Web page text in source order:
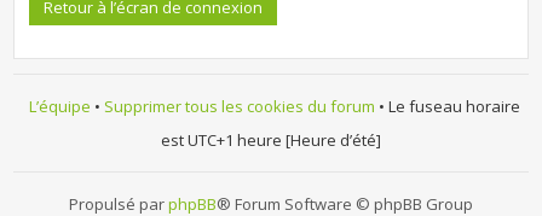
Retour à l’écran de connexion
L’équipe • Supprimer tous les cookies du forum • Le fuseau horaire
est UTC+1 heure [Heure d’été]
Propulsé parphpBB® Forum Software © phpBB Group